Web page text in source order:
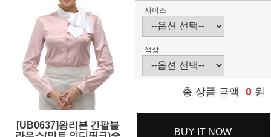
[UB0637]왕리본 긴팔블
사이즈
색상
총 상품 금액 0 원
BUY IT NOW